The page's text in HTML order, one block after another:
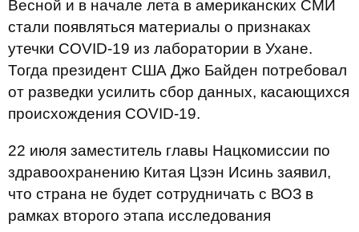
Весной и в начале лета в американских СМИ
стали появляться материалы о признаках
утечки COVID-19 из лаборатории в Ухане.
Тогда президент США Джо Байден потребовал
от разведки усилить сбор данных, касающихся
происхождения COVID-19.
22 июля заместитель главы Нацкомиссии по
здравоохранению Китая Цзэн Исинь заявил,
что страна не будет сотрудничать с ВОЗ в
рамках второго этапа исследования